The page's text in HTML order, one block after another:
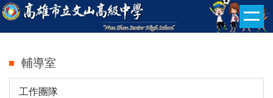
跳
到
內
輔導室
工作團隊